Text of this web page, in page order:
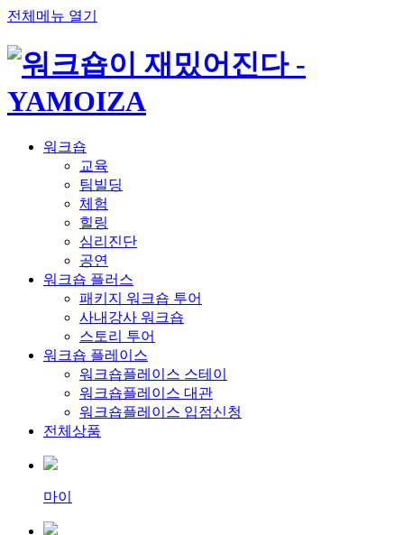
전체메뉴 열기
워크숍
교육
팀빌딩
체험
힐링
심리진단
공연
워크숍 플러스
패키지 워크숍 투어
사내강사 워크숍
스토리 투어
워크숍 플레이스
워크숍플레이스 스테이
워크숍플레이스 대관
워크숍플레이스 입점신청
전체상품
마이